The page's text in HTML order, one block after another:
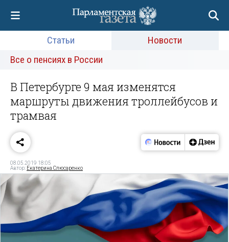
Статьи
Новости
Все о пенсиях в России
В Петербурге 9 мая изменятся
маршруты движения троллейбусов и
трамвая
08.05.2019 18:05
Автор: Екатерина Слюсаренко